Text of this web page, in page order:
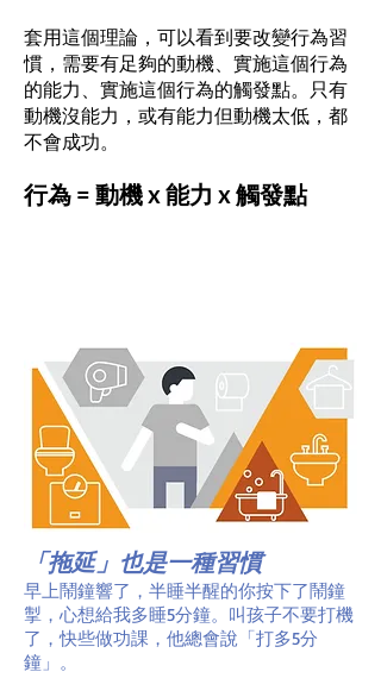
套用這個理論，可以看到要改變行為習
慣，需要有足夠的動機、實施這個行為
的能力、實施這個行為的觸發點。只有
動機沒能力，或有能力但動機太低，都
不會成功。
行為 = 動機 x 能力 x 觸發點
「拖延」也是一種習慣
早上鬧鐘響了，半睡半醒的你按下了鬧鐘
掣，心想給我多睡5分鐘。叫孩子不要打機
了，快些做功課，他總會說「打多5分
鐘」。